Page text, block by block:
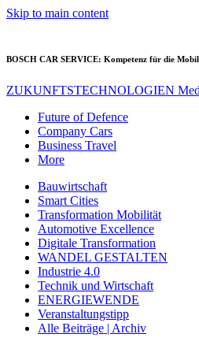
Skip to main content
BOSCH CAR SERVICE: Kompetenz für die
ZUKUNFTSTECHNOLOGIEN
Future of Defence
Company Cars
Business Travel
More
Bauwirtschaft
Smart Cities
Transformation Mobilität
Automotive Excellence
Digitale Transformation
WANDEL GESTALTEN
Industrie 4.0
Technik und Wirtschaft
ENERGIEWENDE
Veranstaltungstipp
Alle Beiträge | Archiv